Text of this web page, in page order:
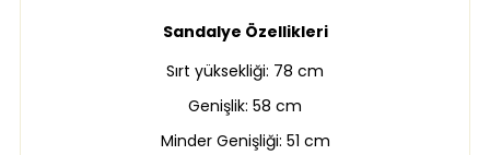
Sandalye Özellikleri
Sırt yüksekliği: 78 cm
Genişlik: 58 cm
Minder Genişliği: 51 cm